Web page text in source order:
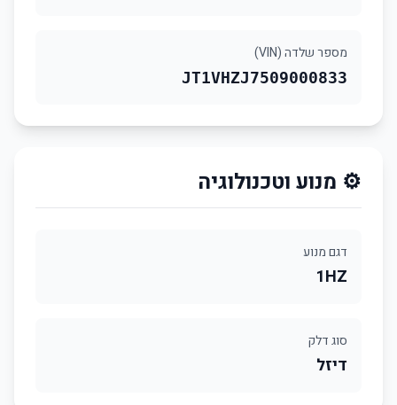
מספר שלדה (VIN)
JT1VHZJ7509000833
⚙️ מנוע וטכנולוגיה
דגם מנוע
1HZ
סוג דלק
דיזל